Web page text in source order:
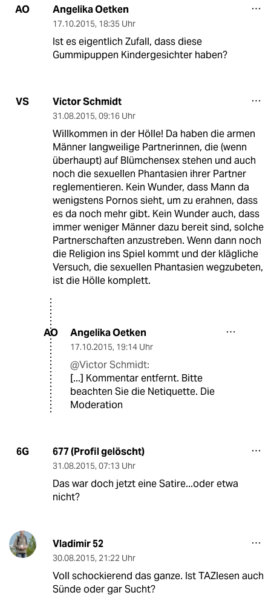
AO Angelika Oetken
17.10.2015, 18:35 Uhr
Ist es eigentlich Zufall, dass diese
Gummipuppen Kindergesichter haben?
VS Victor Schmidt
31.08.2015, 09:16 Uhr
Willkommen in der Hölle! Da haben die armen
Männer langweilige Partnerinnen, die (wenn
überhaupt) auf Blümchensex stehen und auch
noch die sexuellen Phantasien ihrer Partner
reglementieren. Kein Wunder, dass Mann da
wenigstens Pornos sieht, um zu erahnen, dass
es da noch mehr gibt. Kein Wunder auch, dass
immer weniger Männer dazu bereit sind, solche
Partnerschaften anzustreben. Wenn dann noch
die Religion ins Spiel kommt und der klägliche
Versuch, die sexuellen Phantasien wegzubeten,
ist die Hölle komplett.
AO Angelika Oetken
17.10.2015, 19:14 Uhr
@Victor Schmidt:
[...] Kommentar entfernt. Bitte
beachten Sie die Netiquette. Die
Moderation
6G 677 (Profil gelöscht)
31.08.2015, 07:13 Uhr
Das war doch jetzt eine Satire...oder etwa
nicht?
Vladimir 52
30.08.2015, 21:22 Uhr
Voll schockierend das ganze. Ist TAZlesen auch
Sünde oder gar Sucht?